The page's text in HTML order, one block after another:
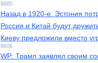
8685
Назад в 1920-е: Эстония
Россия и Китай будут
Киеву предложили вместо
8606
WP: Трамп заявлял своим